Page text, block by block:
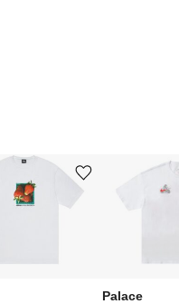
Ürünü istek listesine ekle veya listeden çıkar
Palace